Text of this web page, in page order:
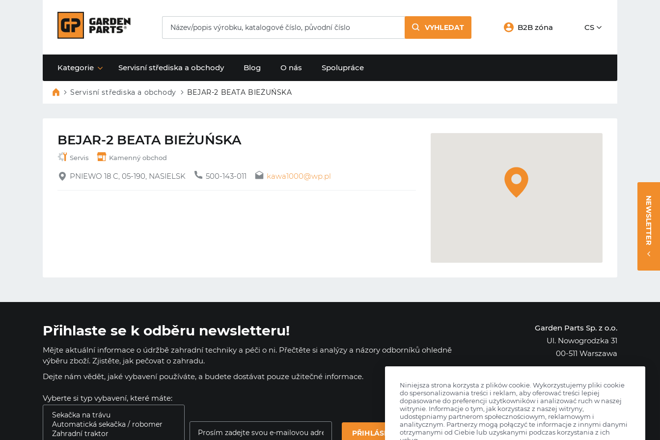
VYHLEDAT B2B zóna CS
Kategorie Servisní střediska a obchody Blog O nás Spolupráce
Servisní střediska a obchody BEJAR-2 BEATA BIEŻUŃSKA
BEJAR-2 BEATA BIEŻUŃSKA
Servis Kamenný obchod
PNIEWO 18 C, 05-190, NASIELSK 500-143-011 kawa1000@wp.pl
NEWSLETTER
Přihlaste se k odběru newsletteru!
Mějte aktuální informace o údržbě zahradní techniky a péči o ni. Přečtěte si analýzy a názory odborníků ohledně
výběru zboží. Zjistěte, jak pečovat o zahradu.
Dejte nám vědět, jaké vybavení používáte, a budete dostávat pouze užitečné informace.
Vyberte si typ vybavení, které máte:
PŘIHLÁSIT SE
Garden Parts Sp. z o.o.
Ul. Nowogrodzka 31
00-511 Warszawa
KRS: 0000431421
Niniejsza strona korzysta z plików cookie. Wykorzystujemy pliki cookie
do spersonalizowania treści i reklam, aby oferować treści lepiej
dopasowane do preferencji użytkowników i analizować ruch w naszej
witrynie. Informacje o tym, jak korzystasz z naszej witryny,
udostępniamy partnerom społecznościowym, reklamowym i
analitycznym. Partnerzy mogą połączyć te informacje z innymi danymi
otrzymanymi od Ciebie lub uzyskanymi podczas korzystania z ich